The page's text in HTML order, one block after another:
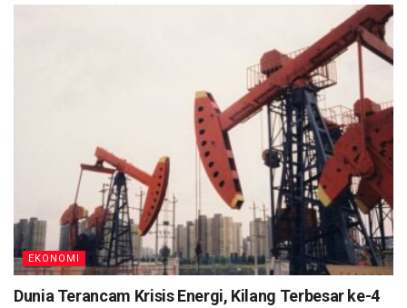
EKONOMI
Dunia Terancam Krisis Energi, Kilang Terbesar ke-4